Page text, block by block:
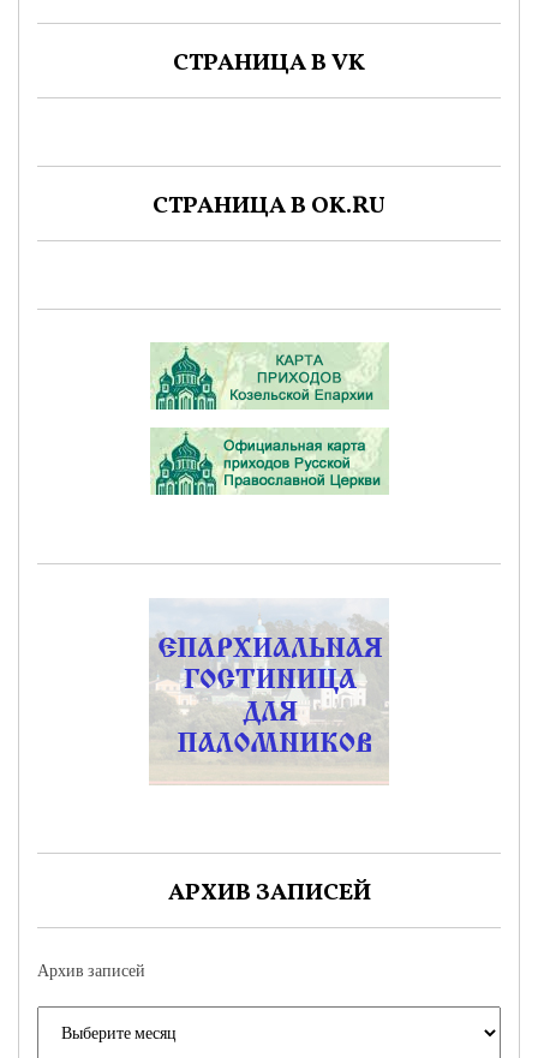
СТРАНИЦА В VK
СТРАНИЦА В OK.RU
АРХИВ ЗАПИСЕЙ
Архив записей